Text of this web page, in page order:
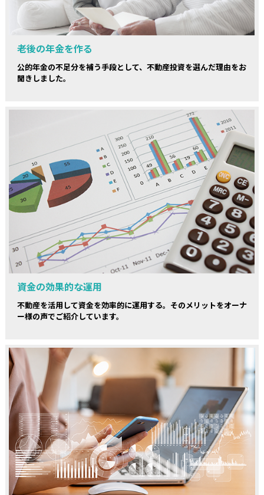
老後の年金を作る
公的年金の不足分を補う手段として、不動産投資を選んだ理由をお
聞きしました。
資金の効果的な運用
不動産を活用して資金を効率的に運用する。そのメリットをオーナ
ー様の声でご紹介しています。